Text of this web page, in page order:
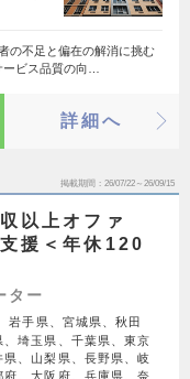
の不足と偏在の解消に挑む
ビス品質の向…
詳細へ
掲載期間 26/07/22～26/09/15
以上オファ
援＜年休120
ター
岩手県、宮城県、秋田
埼玉県、千葉県、東京
、山梨県、長野県、岐
、大阪府、兵庫県、奈